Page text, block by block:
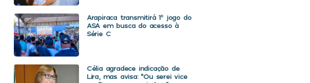
Arapiraca transmitirá 1º jogo do
ASA em busca do acesso à
Série C
Célia agradece indicação de
Lira, mas avisa: “Ou serei vice